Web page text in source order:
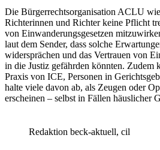
Die Bürgerrechtsorganisation ACLU
Richterinnen und Richter keine Pflicht
von Einwanderungsgesetzen
laut dem Sender, dass solche
widersprächen und das Vertrauen von
in die Justiz gefährden könnten.
Praxis von ICE, Personen in
halte viele davon ab, als Zeugen oder
erscheinen – selbst in Fällen häuslicher
Redaktion beck-aktuell, cil